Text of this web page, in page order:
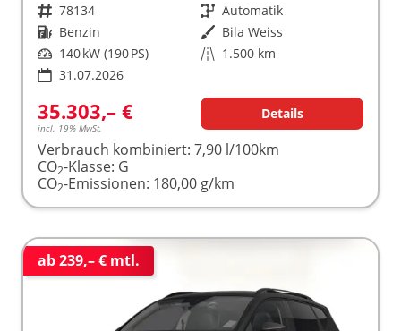
Fahrzeugnr. 78134 Getriebe Automatik
Kraftstoff Benzin Außenfarbe Bila Weiss
Leistung 140 kW (190 PS) Kilometerstand 1.500 km
31.07.2026
35.303,– €
incl. 19% MwSt.
Details
Verbrauch kombiniert: 7,90 l/100km
CO2-Klasse: G
CO2-Emissionen: 180,00 g/km
ab 239,– € mtl.